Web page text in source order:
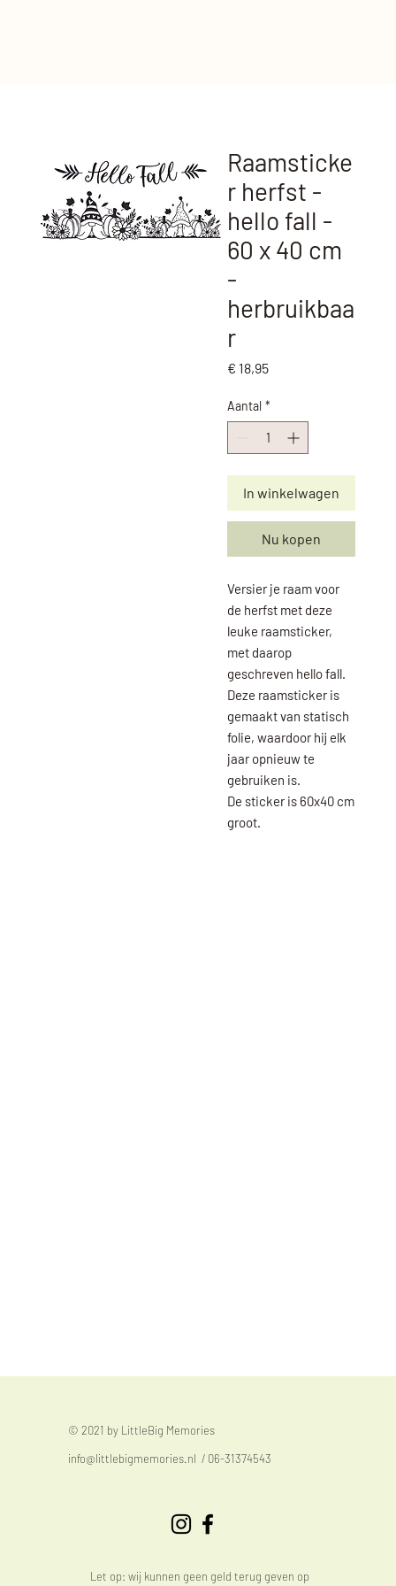
Raamsticke
r herfst -
hello fall -
60 x 40 cm
-
herbruikbaa
r
€ 18,95Prijs
Aantal *
In winkelwagen
Nu kopen
Versier je raam voor
de herfst met deze
leuke raamsticker,
met daarop
geschreven hello fall.
Deze raamsticker is
gemaakt van statisch
folie, waardoor hij elk
jaar opnieuw te
gebruiken is.
De sticker is 60x40 cm
groot.
© 2021 by LittleBig Memories
info@littlebigmemories.nl / 06-31374543
Let op: wij kunnen geen geld terug geven op